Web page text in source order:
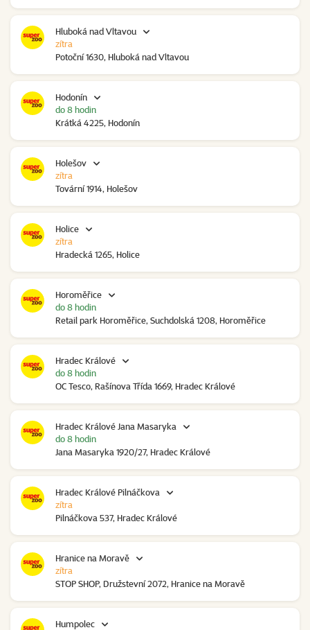
Hluboká nad Vltavou
Potoční 1630, Hluboká nad Vltavou
zítra
Hodonín
Krátká 4225, Hodonín
do 8 hodin
Holešov
Tovární 1914, Holešov
zítra
Holice
Hradecká 1265, Holice
zítra
Horoměřice
Retail park Horoměřice, Suchdolská 1208, Horoměřice
do 8 hodin
Hradec Králové
OC Tesco, Rašínova Třída 1669, Hradec Králové
do 8 hodin
Hradec Králové Jana Masaryka
Jana Masaryka 1920/27, Hradec Králové
do 8 hodin
Hradec Králové Pilnáčkova
Pilnáčkova 537, Hradec Králové
zítra
Hranice na Moravě
STOP SHOP, Družstevní 2072, Hranice na Moravě
zítra
Humpolec